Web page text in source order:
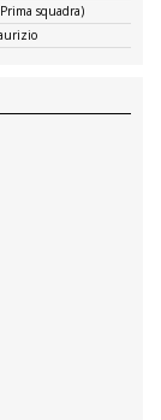
squadra)